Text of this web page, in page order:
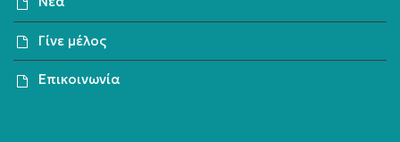
Γίνε μέλος
Επικοινωνία